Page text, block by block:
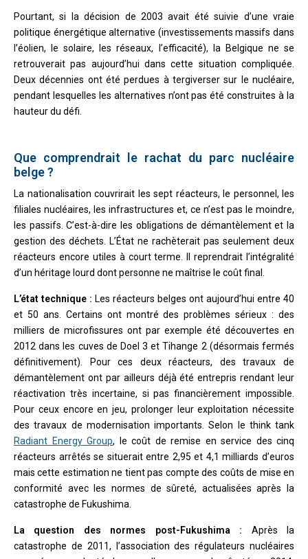
Pourtant, si la décision de 2003 avait été suivie d’une vraie
politique énergétique alternative (investissements massifs dans
l’éolien, le solaire, les réseaux, l’efficacité), la Belgique ne se
retrouverait pas aujourd’hui dans cette situation compliquée.
Deux décennies ont été perdues à tergiverser sur le nucléaire,
pendant lesquelles les alternatives n’ont pas été construites à la
hauteur du défi.
Que comprendrait le rachat du parc nucléaire
belge ?
La nationalisation couvrirait les sept réacteurs, le personnel, les
filiales nucléaires, les infrastructures et, ce n’est pas le moindre,
les passifs. C’est-à-dire les obligations de démantèlement et la
gestion des déchets. L’État ne rachèterait pas seulement deux
réacteurs encore utiles à court terme. Il reprendrait l’intégralité
d’un héritage lourd dont personne ne maîtrise le coût final.
L’état technique : Les réacteurs belges ont aujourd’hui entre 40
et 50 ans. Certains ont montré des problèmes sérieux : des
milliers de microfissures ont par exemple été découvertes en
2012 dans les cuves de Doel 3 et Tihange 2 (désormais fermés
définitivement). Pour ces deux réacteurs, des travaux de
démantèlement ont par ailleurs déjà été entrepris rendant leur
réactivation très incertaine, si pas financièrement impossible.
Pour ceux encore en jeu, prolonger leur exploitation nécessite
des travaux de modernisation importants. Selon le think tank
Radiant Energy Group, le coût de remise en service des cinq
réacteurs arrêtés se situerait entre 2,95 et 4,1 milliards d’euros
mais cette estimation ne tient pas compte des coûts de mise en
conformité avec les normes de sûreté, actualisées après la
catastrophe de Fukushima.
La question des normes post-Fukushima : Après la
catastrophe de 2011, l’association des régulateurs nucléaires